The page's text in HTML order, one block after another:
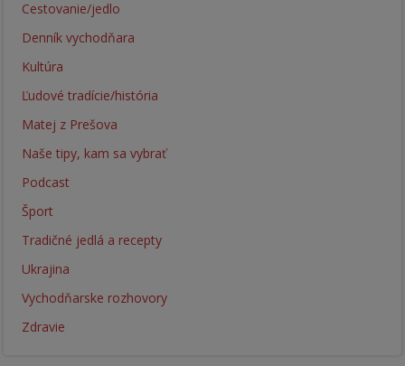
Cestovanie/jedlo
Denník vychodňara
Kultúra
Ľudové tradície/história
Matej z Prešova
Naše tipy, kam sa vybrať
Podcast
Šport
Tradičné jedlá a recepty
Ukrajina
Vychodňarske rozhovory
Zdravie